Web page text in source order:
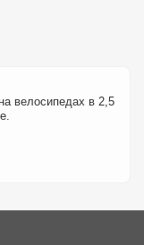
велосипедах в 2,5